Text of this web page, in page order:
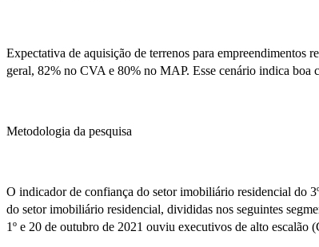
Expectativa de aquisição de terrenos para empreendimentos
geral, 82% no CVA e 80% no MAP. Esse cenário indica boa
Metodologia da pesquisa
O indicador de confiança do setor imobiliário residencial do
do setor imobiliário residencial, divididas nos seguintes
1º e 20 de outubro de 2021 ouviu executivos de alto escalão